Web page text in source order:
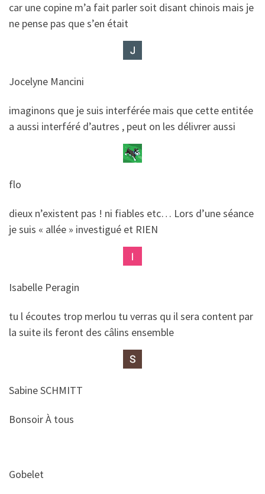
​​car une copine m’a fait parler soit disant chinois mais je
ne pense pas que s’en était
Jocelyne Mancini
​​imaginons que je suis interférée mais que cette entitée
a aussi interféré d’autres , peut on les délivrer aussi
flo
​​dieux n’existent pas ! ni fiables etc… Lors d’une séance
je suis « allée » investigué et RIEN
Isabelle Peragin
​​tu l écoutes trop merlou tu verras qu il sera content par
la suite ils feront des câlins ensemble
Sabine SCHMITT
​​Bonsoir À tous
Gobelet